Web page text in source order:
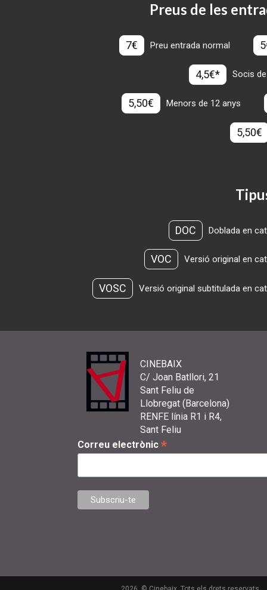
Preus de les
7€ Preu entrada normal
4,5€* Socis
5,50€ Menors de 12 anys
5,50€
DOC Doblada en
VOC Versió original en
VOSC Versió original subtitulada en
CINEBAIX
C/ Joan Batllori, 21
Sant Feliu de
Llobregat (Barcelona)
RENFE línia R1 i R4,
Sant Feliu
Correu electrònic *